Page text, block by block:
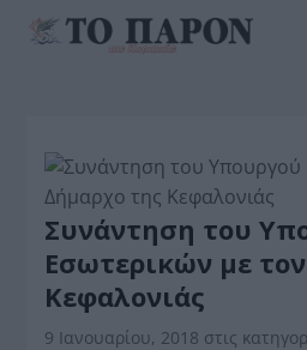
Συνάντηση του
Εσωτερικών με
Κεφαλονιάς
9 Ιανουαρίου, 2018 στις